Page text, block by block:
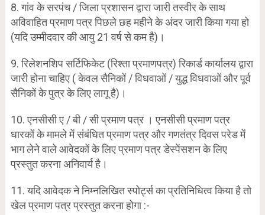
8. गांव के सरपंच / जिला प्रशासन द्वारा जारी तस्वीर के साथ
अविवाहित प्रमाण पत्र पिछले छह महीने के अंदर जारी किया गया हो
(यदि उम्मीदवार की आयु 21 वर्ष से कम है)।
9. रिलेशनशिप सर्टिफिकेट (रिश्ता प्रमाणपत्र) रिकार्ड कार्यालय द्वारा
जारी होना चाहिए ( केवल सैनिकों / विधवाओं / युद्ध विधवाओं और पूर्व
सैनिकों के पुत्र के लिए लागू है)।
10. एनसीसी ए / बी / सी प्रमाण पत्र । एनसीसी प्रमाण पत्र
धारकों के मामले में संबंधित प्रमाण पत्र और गणतंत्र दिवस परेड में
भाग लेने वाले आवेदकों के लिए प्रमाण पत्र डेस्पेंसशन के लिए
प्रस्तुत करना अनिवार्य है।
11. यदि आवेदक ने निम्नलिखित स्पोर्ट्स का प्रतिनिधित्व किया है तो
खेल प्रमाण पत्र प्रस्तुत करना होगा :-